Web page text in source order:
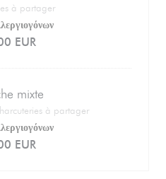
à partager
EUR
mixte
à partager
EUR